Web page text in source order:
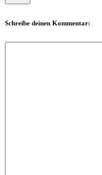
Schreibe deinen Kommentar: